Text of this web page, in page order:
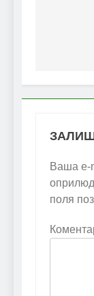
Ваша e-
поля